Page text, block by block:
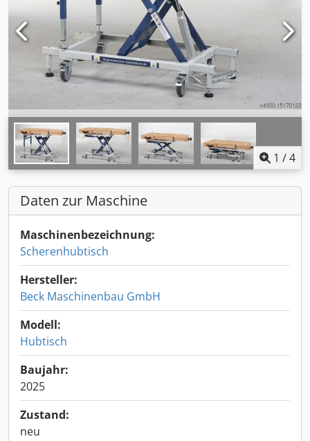
1 /4
Daten zur Maschine
Maschinenbezeichnung:
Scherenhubtisch
Hersteller:
Beck Maschinenbau GmbH
Modell:
Hubtisch
Baujahr:
2025
Zustand:
neu